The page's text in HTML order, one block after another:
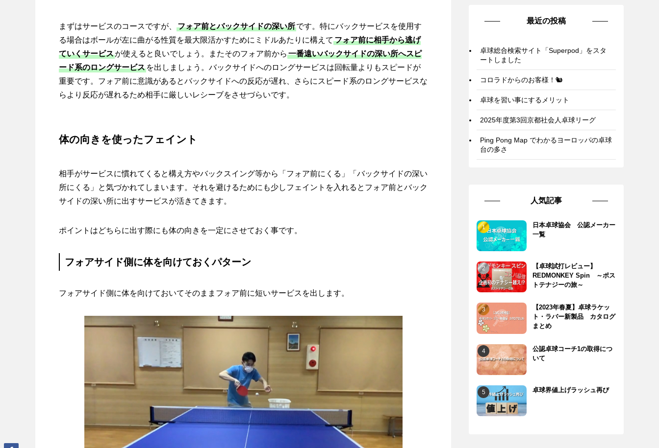
まずはサービスのコースですが、 フォア前とバックサイドの深い所です。特にバックサービスを使用す
る場合はボールが左に曲がる性質を最大限活かすためにミドルあたりに構えて フォア前に相手から逃げ
ていくサービスが使えると良いでしょう。またそのフォア前から 一番遠いバックサイドの深い所へスピ
ード系のロングサービス を出しましょう。バックサイドへのロングサービスは回転量よりもスピードが
重要です。フォア前に意識があるとバックサイドへの反応が遅れ、さらにスピード系のロングサービスな
らより反応が遅れるため相手に厳しいレシーブをさせづらいです。
体の向きを使ったフェイント
相手がサービスに慣れてくると構え方やバックスイング等から「フォア前にくる」「バックサイドの深い
所にくる」と気づかれてしまいます。それを避けるためにも少しフェイントを入れるとフォア前とバック
サイドの深い所に出すサービスが活きてきます。
ポイントはどちらに出す際にも体の向きを一定にさせておく事です。
フォアサイド側に体を向けておくパターン
フォアサイド側に体を向けておいてそのままフォア前に短いサービスを出します。
最近の投稿
卓球総合検索サイト「Superpod」をスタ
ートしました
コロラドからのお客様！🐿️
卓球を習い事にするメリット
2025年度第3回京都社会人卓球リーグ
Ping Pong Map でわかるヨーロッパの卓球
台の多さ
人気記事
日本卓球協会 公認メーカー
一覧
【卓球試打レビュー】
REDMONKEY Spin ～ポス
トテナジーの旅～
【2023年春夏】卓球ラケッ
ト・ラバー新製品 カタログ
まとめ
公認卓球コーチ1の取得につ
いて
卓球界値上げラッシュ再び